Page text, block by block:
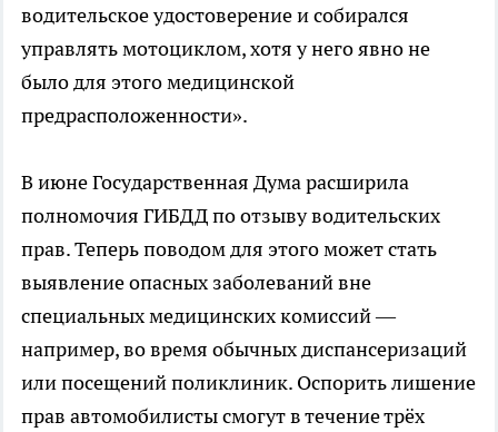
водительское удостоверение и собирался
управлять мотоциклом, хотя у него явно не
было для этого медицинской
предрасположенности».
В июне Государственная Дума расширила
полномочия ГИБДД по отзыву водительских
прав. Теперь поводом для этого может стать
выявление опасных заболеваний вне
специальных медицинских комиссий —
например, во время обычных диспансеризаций
или посещений поликлиник. Оспорить лишение
прав автомобилисты смогут в течение трёх